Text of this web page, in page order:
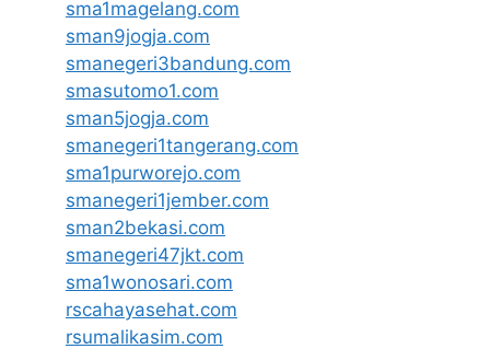
sma1magelang.com
sman9jogja.com
smanegeri3bandung.com
smasutomo1.com
sman5jogja.com
smanegeri1tangerang.com
sma1purworejo.com
smanegeri1jember.com
sman2bekasi.com
smanegeri47jkt.com
sma1wonosari.com
rscahayasehat.com
rsumalikasim.com